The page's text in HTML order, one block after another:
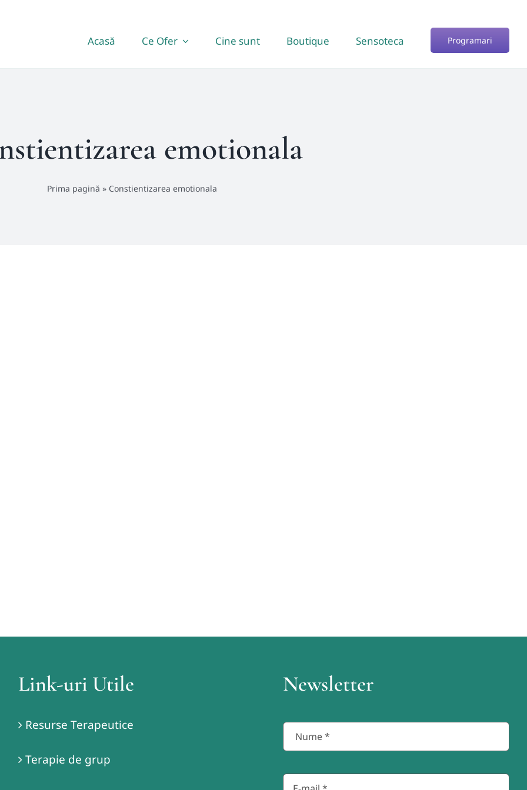
Acasă Ce Ofer Cine sunt Boutique Sensoteca Programari
emotionala
Prima pagină » Constientizarea emotionala
Link-uri Utile
Resurse Terapeutice
Terapie de grup
Newsletter